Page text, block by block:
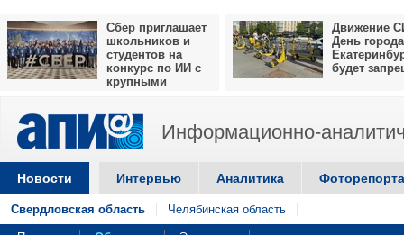
Сбер приглашает
школьников и
студентов на
конкурс по ИИ с
крупными
Движение
День города
будет
Информационно-
Новости Интервью Аналитика
Свердловская область Челябинская область